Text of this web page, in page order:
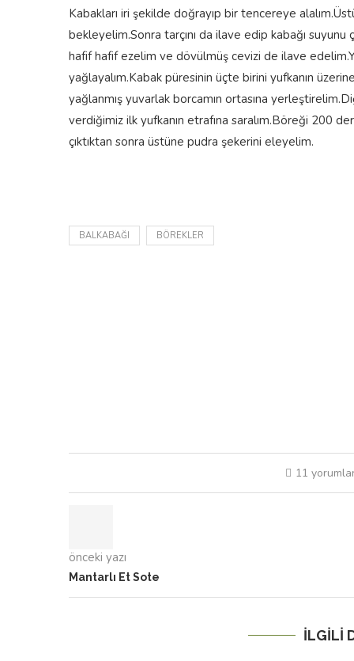
Kabakları iri şekilde doğrayıp bir tencereye
bekleyelim.Sonra tarçını da ilave edip kabağı
hafif hafif ezelim ve dövülmüş cevizi de ilave
yağlayalım.Kabak püresinin üçte birini yufkanın
yağlanmış yuvarlak borcamın ortasına
verdiğimiz ilk yufkanın etrafına saralım.Böreği 200
çıktıktan sonra üstüne pudra şekerini eleyelim.
BALKABAĞI BÖREKLER
11
önceki yazı
Mantarlı Et Sote
İLGILI